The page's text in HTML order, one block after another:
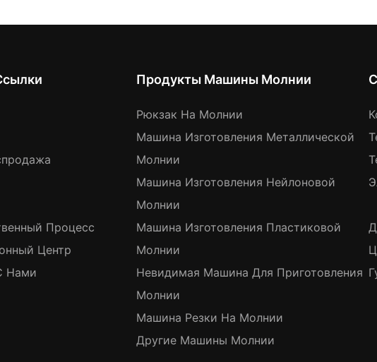
Процесс
Центр
Нами
Продукты Машины Молнии
Рюкзак На Молнии
Машина Изготовления Металлической
Молнии
Машина Изготовления Нейлоновой
Молнии
Машина Изготовления Пластиковой
Молнии
Невидимая Машина Для Приготовления
Молнии
Машина Резки На Молнии
Другие Машины Молнии